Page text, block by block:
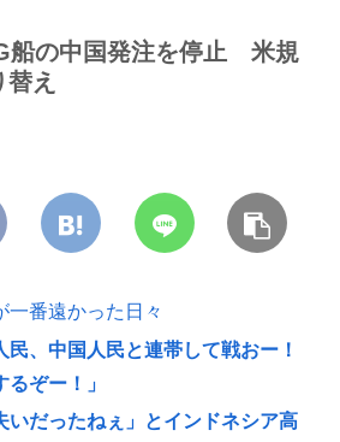
船の中国発注を停止 米規
え
一番遠かった日々
民、中国人民と連帯して戦おー！
ぞー！」
いだったねぇ」とインドネシア高